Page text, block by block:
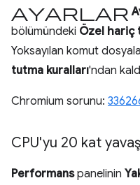
ayarlar
bölümündeki Özel hariç
Yoksayılan komut
tutma kuralları'ndan
Chromium sorunu:
CPU'yu 20 kat
Performanspanelinin